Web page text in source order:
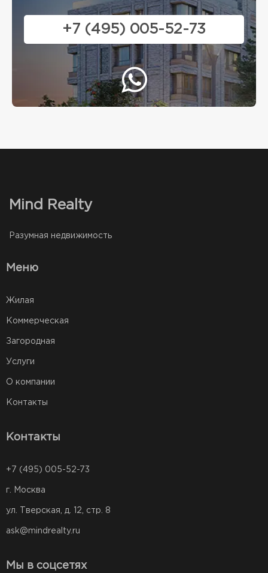
+7 (495) 005-52-73
Mind Realty
Разумная недвижимость
Меню
Жилая
Коммерческая
Загородная
Услуги
О компании
Контакты
Контакты
+7 (495) 005-52-73
г. Москва
ул. Тверская, д. 12, стр. 8
ask@mindrealty.ru
Мы в соцсетях